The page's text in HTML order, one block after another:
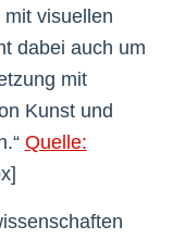
visuellen
dabei auch um
mit
Kunst und
Quelle: